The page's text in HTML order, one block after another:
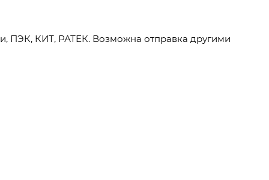
ПЭК, КИТ, РАТЕК. Возможна отправка другими